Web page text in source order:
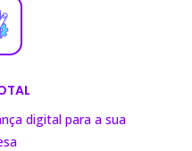
digital para a sua